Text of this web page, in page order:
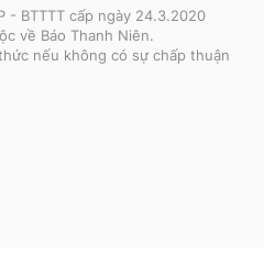
- BTTTT cấp ngày 24.3.2020
về Báo Thanh Niên.
nếu không có sự chấp thuận